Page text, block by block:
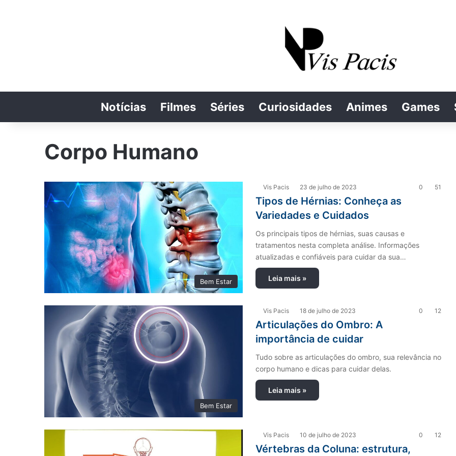
Notícias Filmes Séries Curiosidades Animes Games
Corpo Humano
Bem Estar
Vis Pacis 23 de julho de 2023 0 51
Tipos de Hérnias: Conheça as
Variedades e Cuidados
Os principais tipos de hérnias, suas causas e
tratamentos nesta completa análise. Informações
atualizadas e confiáveis para cuidar da sua…
Leia mais »
Bem Estar
Vis Pacis 18 de julho de 2023 0 12
Articulações do Ombro: A
importância de cuidar
Tudo sobre as articulações do ombro, sua relevância no
corpo humano e dicas para cuidar delas.
Leia mais »
Vis Pacis 10 de julho de 2023 0 12
Vértebras da Coluna: estrutura,